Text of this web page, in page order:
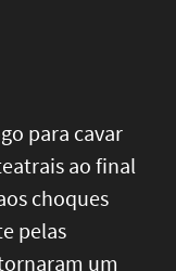
para cavar
ao final
choques
pelas
um